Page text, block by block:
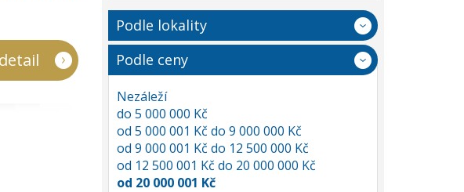
Podle lokality
Podle ceny
Nezáleží
do 5 000 000 Kč
od 5 000 001 Kč do 9 000 000 Kč
od 9 000 001 Kč do 12 500 000 Kč
od 12 500 001 Kč do 20 000 000 Kč
od 20 000 001 Kč